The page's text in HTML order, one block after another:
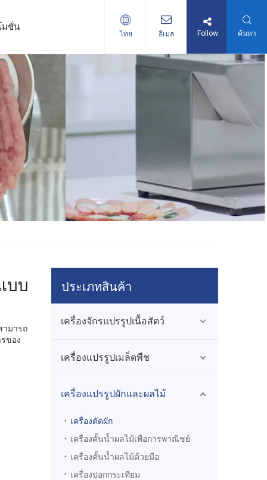
มชั่น
ไทย อีเมล Follow ค้นหา
บบ
มารถ
ของ
ประเภทสินค้า
เครื่องจักรแปรรูปเนื้อสัตว์
เครื่องแปรรูปเมล็ดพืช
เครื่องแปรรูปผักและผลไม้
เครื่องตัดผัก
เครื่องคั้นน้ำผลไม้เพื่อการพาณิชย์
เครื่องคั้นน้ำผลไม้ด้วยมือ
เครื่องปอกกระเทียม